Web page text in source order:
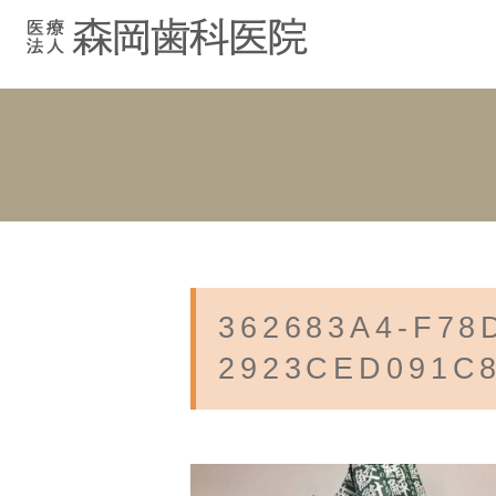
むし歯治療
小児歯科
院長紹介 院内紹介
院長ブログ スタッフブ
362683A4-